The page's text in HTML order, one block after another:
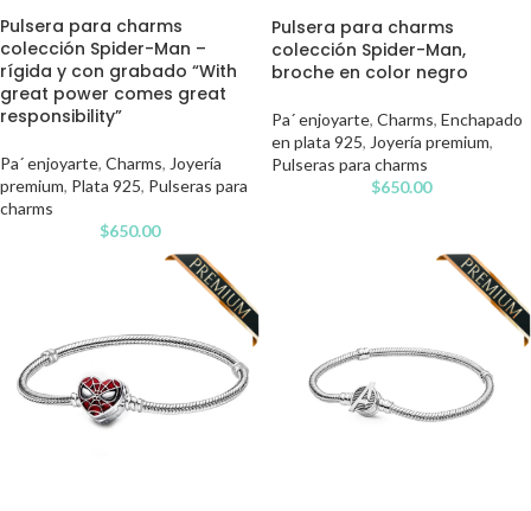
Pulsera para charms
colección Spider-Man –
rígida y con grabado “With
great power comes great
responsibility”
Pa´ enjoyarte, Charms, Joyería
premium, Plata 925, Pulseras para
charms
$650.00
Pulsera para charms
colección Spider-Man,
broche en color negro
Pa´ enjoyarte, Charms, Enchapado
en plata 925, Joyería premium,
Pulseras para charms
$650.00